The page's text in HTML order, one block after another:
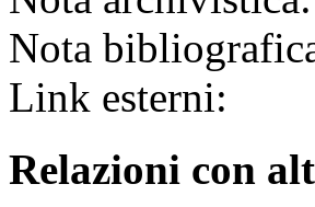
Nota
Link esterni:
Relazioni con